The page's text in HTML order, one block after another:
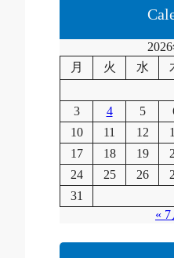
月
火 水
3
4 5
10
11 12
17
18 19
24
25 26
31
« 7